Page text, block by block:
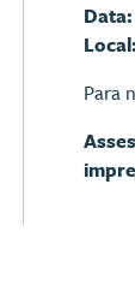
Data:
Local:
Para